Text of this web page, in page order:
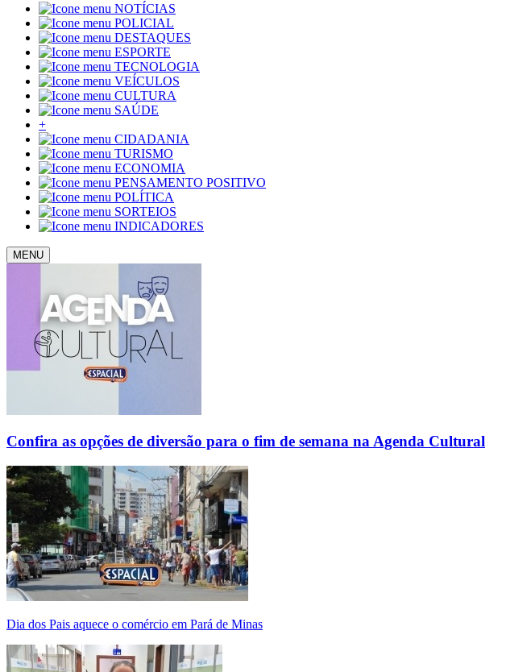
NOTÍCIAS
POLICIAL
DESTAQUES
ESPORTE
TECNOLOGIA
VEÍCULOS
CULTURA
SAÚDE
+
CIDADANIA
TURISMO
ECONOMIA
PENSAMENTO POSITIVO
POLÍTICA
SORTEIOS
INDICADORES
MENU
Confira as opções de diversão para o fim de semana na Agenda Cultural
Dia dos Pais aquece o comércio em Pará de Minas